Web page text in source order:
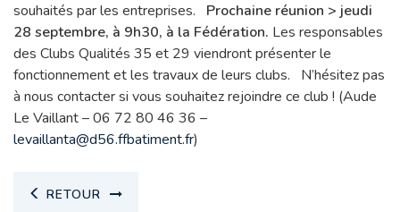
souhaités par les entreprises. Prochaine réunion > jeudi
28 septembre, à 9h30, à la Fédération. Les responsables
des Clubs Qualités 35 et 29 viendront présenter le
fonctionnement et les travaux de leurs clubs. N’hésitez pas
à nous contacter si vous souhaitez rejoindre ce club ! (Aude
Le Vaillant – 06 72 80 46 36 –
levaillanta@d56.ffbatiment.fr)
RETOUR